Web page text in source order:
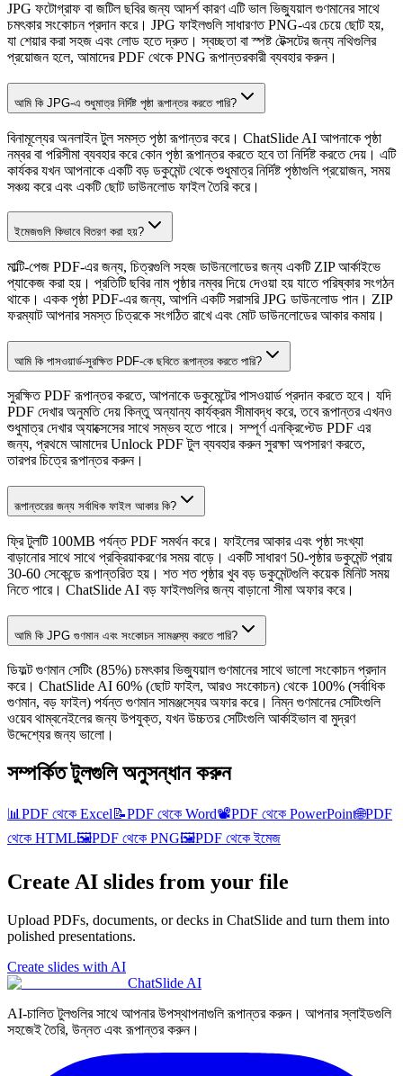
JPG ফটোগ্রাফ বা জটিল ছবির জন্য আদর্শ কারণ এটি ভাল ভিজ্যুয়াল গুণমানের সাথে
চমৎকার সংকোচন প্রদান করে। JPG ফাইলগুলি সাধারণত PNG-এর চেয়ে ছোট হয়,
যা শেয়ার করা সহজ এবং লোড হতে দ্রুত। স্বচ্ছতা বা স্পষ্ট টেক্সটের জন্য নথিগুলির
প্রয়োজন হলে, আমাদের PDF থেকে PNG রূপান্তরকারী ব্যবহার করুন।
আমি কি JPG-এ শুধুমাত্র নির্দিষ্ট পৃষ্ঠা রূপান্তর করতে পারি?
বিনামূল্যের অনলাইন টুল সমস্ত পৃষ্ঠা রূপান্তর করে। ChatSlide AI আপনাকে পৃষ্ঠা
নম্বর বা পরিসীমা ব্যবহার করে কোন পৃষ্ঠা রূপান্তর করতে হবে তা নির্দিষ্ট করতে দেয়। এটি
কার্যকর যখন আপনাকে একটি বড় ডকুমেন্ট থেকে শুধুমাত্র নির্দিষ্ট পৃষ্ঠাগুলি প্রয়োজন, সময়
সঞ্চয় করে এবং একটি ছোট ডাউনলোড ফাইল তৈরি করে।
ইমেজগুলি কিভাবে বিতরণ করা হয়?
মাল্টি-পেজ PDF-এর জন্য, চিত্রগুলি সহজ ডাউনলোডের জন্য একটি ZIP আর্কাইভে
প্যাকেজ করা হয়। প্রতিটি ছবির নাম পৃষ্ঠার নম্বর দিয়ে দেওয়া হয় যাতে পরিষ্কার সংগঠন
থাকে। একক পৃষ্ঠা PDF-এর জন্য, আপনি একটি সরাসরি JPG ডাউনলোড পান। ZIP
ফরম্যাট আপনার সমস্ত চিত্রকে সংগঠিত রাখে এবং মোট ডাউনলোডের আকার কমায়।
আমি কি পাসওয়ার্ড-সুরক্ষিত PDF-কে ছবিতে রূপান্তর করতে পারি?
সুরক্ষিত PDF রূপান্তর করতে, আপনাকে ডকুমেন্টের পাসওয়ার্ড প্রদান করতে হবে। যদি
PDF দেখার অনুমতি দেয় কিন্তু অন্যান্য কার্যক্রম সীমাবদ্ধ করে, তবে রূপান্তর এখনও
শুধুমাত্র দেখার অ্যাক্সেসের সাথে সম্ভব হতে পারে। সম্পূর্ণ এনক্রিপ্টেড PDF এর
জন্য, প্রথমে আমাদের Unlock PDF টুল ব্যবহার করুন সুরক্ষা অপসারণ করতে,
তারপর চিত্রে রূপান্তর করুন।
রূপান্তরের জন্য সর্বাধিক ফাইল আকার কি?
ফ্রি টুলটি 100MB পর্যন্ত PDF সমর্থন করে। ফাইলের আকার এবং পৃষ্ঠা সংখ্যা
বাড়ানোর সাথে সাথে প্রক্রিয়াকরণের সময় বাড়ে। একটি সাধারণ 50-পৃষ্ঠার ডকুমেন্ট প্রায়
30-60 সেকেন্ডে রূপান্তরিত হয়। শত শত পৃষ্ঠার খুব বড় ডকুমেন্টগুলি কয়েক মিনিট সময়
নিতে পারে। ChatSlide AI বড় ফাইলগুলির জন্য বাড়ানো সীমা অফার করে।
আমি কি JPG গুণমান এবং সংকোচন সামঞ্জস্য করতে পারি?
ডিফল্ট গুণমান সেটিং (85%) চমৎকার ভিজ্যুয়াল গুণমানের সাথে ভালো সংকোচন প্রদান
করে। ChatSlide AI 60% (ছোট ফাইল, আরও সংকোচন) থেকে 100% (সর্বাধিক
গুণমান, বড় ফাইল) পর্যন্ত গুণমান সামঞ্জস্যের অফার করে। নিম্ন গুণমানের সেটিংগুলি
ওয়েব থাম্বনেইলের জন্য উপযুক্ত, যখন উচ্চতর সেটিংগুলি আর্কাইভাল বা মুদ্রণ
উদ্দেশ্যের জন্য ভালো।
সম্পর্কিত টুলগুলি অনুসন্ধান করুন
📊 PDF থেকে Excel 📝PDF থেকে Word📽️PDF থেকে PowerPoint🌐PDF
থেকে HTML🖼️PDF থেকে PNG🖼️PDF থেকে ইমেজ
Create AI slides from your file
Upload PDFs, documents, or decks in ChatSlide and turn them into
polished presentations.
Create slides with AI
ChatSlide AI
AI-চালিত টুলগুলির সাথে আপনার উপস্থাপনাগুলি রূপান্তর করুন। আপনার স্লাইডগুলি
সহজেই তৈরি, উন্নত এবং রূপান্তর করুন।